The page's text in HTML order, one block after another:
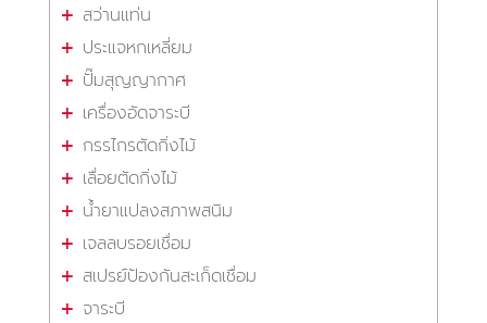
สว่านแท่น
ประแจหกเหลี่ยม
ปั๊มสุญญากาศ
เครื่องอัดจาระบี
กรรไกรตัดกิ่งไม้
เลื่อยตัดกิ่งไม้
น้ำยาแปลงสภาพสนิม
เจลลบรอยเชื่อม
สเปรย์ป้องกันสะเก็ดเชื่อม
จาระบี